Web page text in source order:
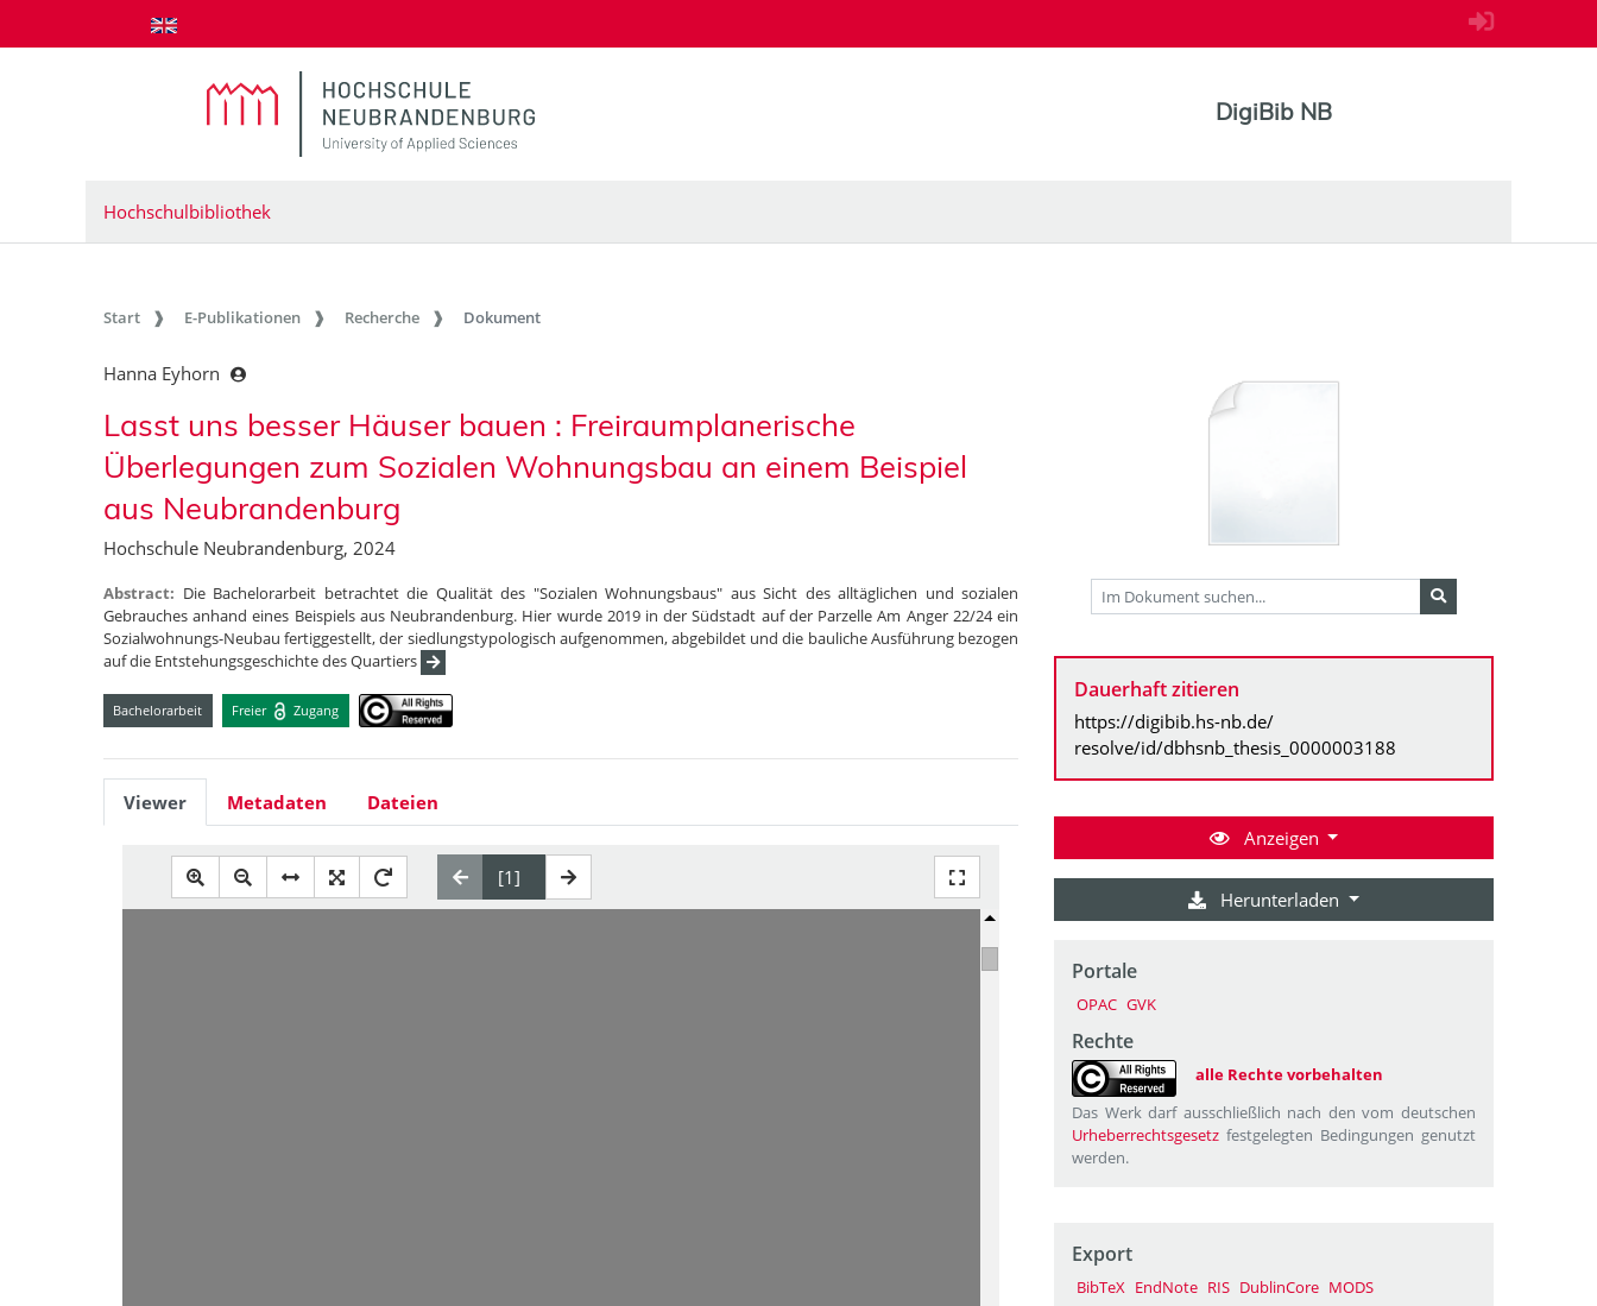
zum Inhalt springen
DigiBib NB
Hochschulbibliothek
Start E-Publikationen Recherche Dokument
Hanna Eyhorn
Lasst uns besser Häuser bauen : Freiraumplanerische
Überlegungen zum Sozialen Wohnungsbau an einem Beispiel
aus Neubrandenburg
Hochschule Neubrandenburg, 2024
Abstract: Die Bachelorarbeit betrachtet die Qualität des "Sozialen Wohnungsbaus" aus Sicht des alltäglichen und sozialen
Gebrauches anhand eines Beispiels aus Neubrandenburg. Hier wurde 2019 in der Südstadt auf der Parzelle Am Anger 22/24 ein
Sozialwohnungs-Neubau fertiggestellt, der siedlungstypologisch aufgenommen, abgebildet und die bauliche Ausführung bezogen
auf die Entstehungsgeschichte des Quartiers
Bachelorarbeit Freier Zugang
Viewer Metadaten Dateien
Dauerhaft zitieren
https://digibib.hs-nb.de/
resolve/id/dbhsnb_thesis_0000003188
Anzeigen
Herunterladen
Portale
OPAC GVK
Rechte
alle Rechte vorbehalten
Das Werk darf ausschließlich nach den vom deutschen
Urheberrechtsgesetz festgelegten Bedingungen genutzt
werden.
Export
BibTeX EndNote RIS DublinCore MODS